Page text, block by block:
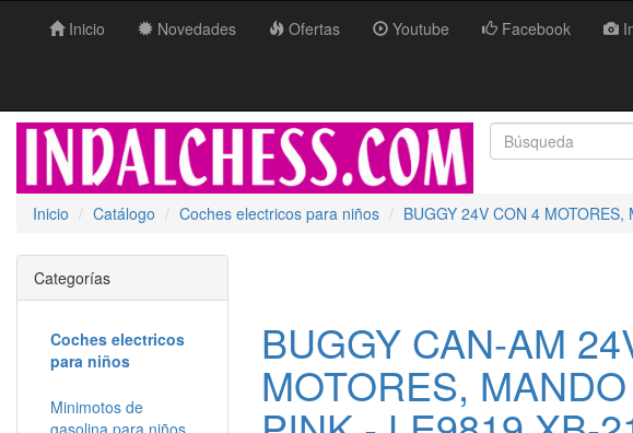
Inicio Novedades Ofertas Youtube Facebook
Inicio Catálogo Coches electricos para niños BUGGY 24V CON 4
BUGGY CAN-AM
MOTORES,
Categorías
Coches electricos
para niños
Minimotos de
gasolina para niños